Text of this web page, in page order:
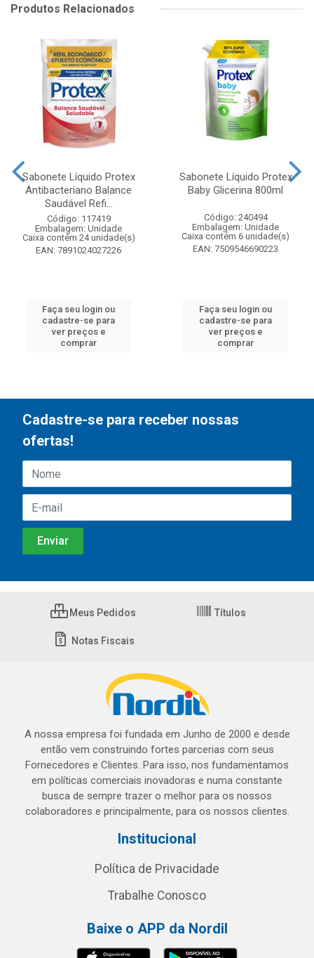
Produtos Relacionados
Sabonete Líquido Protex
Antibacteriano Balance
Saudável Refi...
Código: 117419
Embalagem: Unidade
Caixa contém 24 unidade(s)
EAN: 7891024027226
Faça seu login ou
cadastre-se para
ver preços e
comprar
Sabonete Líquido Protex
Baby Glicerina 800ml
Código: 240494
Embalagem: Unidade
Caixa contém 6 unidade(s)
EAN: 7509546690223
Faça seu login ou
cadastre-se para
ver preços e
comprar
Cadastre-se para receber nossas
ofertas!
Meus Pedidos Títulos
Notas Fiscais
A nossa empresa foi fundada em Junho de 2000 e desde
então vem construindo fortes parcerias com seus
Fornecedores e Clientes. Para isso, nos fundamentamos
em políticas comerciais inovadoras e numa constante
busca de sempre trazer o melhor para os nossos
colaboradores e principalmente, para os nossos clientes.
Institucional
Política de Privacidade
Trabalhe Conosco
Baixe o APP da Nordil